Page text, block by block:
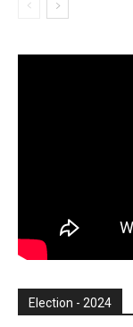
Election - 2024